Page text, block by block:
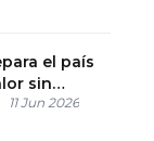
el país
sin
sistema
11 Jun 2026